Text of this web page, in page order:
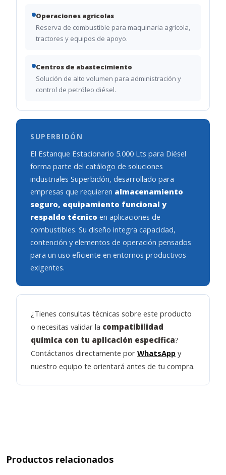
Operaciones agrícolas
Reserva de combustible para maquinaria agrícola,
tractores y equipos de apoyo.
Centros de abastecimiento
Solución de alto volumen para administración y
control de petróleo diésel.
SUPERBIDÓN
El Estanque Estacionario 5.000 Lts para Diésel
forma parte del catálogo de soluciones
industriales Superbidón, desarrollado para
empresas que requieren almacenamiento
seguro, equipamiento funcional y
respaldo técnico en aplicaciones de
combustibles. Su diseño integra capacidad,
contención y elementos de operación pensados
para un uso eficiente en entornos productivos
exigentes.
¿Tienes consultas técnicas sobre este producto
o necesitas validar la compatibilidad
química con tu aplicación específica?
Contáctanos directamente porWhatsApp y
nuestro equipo te orientará antes de tu compra.
Productos relacionados